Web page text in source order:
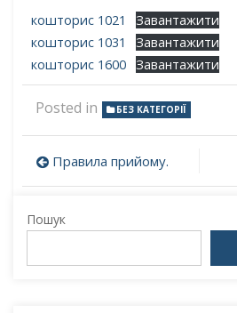
кошторис 1021
Завантажити
кошторис 1031
Завантажити
кошторис 1600 Завантажити
Posted in БЕЗ КАТЕГОРІЇ
Навігація
записів
Правила прийому.
Пошук